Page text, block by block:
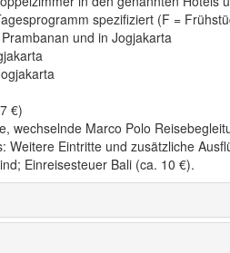
spezifiziert (F =
und in Jogjakarta
€)
wechselnde Marco Polo
Weitere Eintritte und zusätzliche
Einreisesteuer Bali (ca. 10 €).